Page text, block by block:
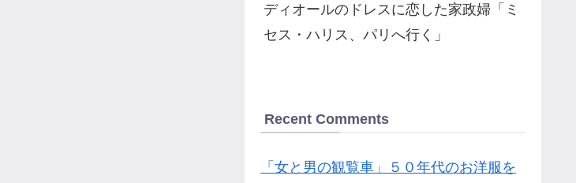
ディオールのドレスに恋した家政婦「ミ
セス・ハリス、パリへ行く」
Recent Comments
「女と男の観覧車」５０年代のお洋服を